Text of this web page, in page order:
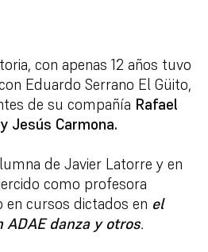
con apenas 12 años tuvo
Eduardo Serrano El Güito,
de su compañía Rafael
Jesús Carmona.
de Javier Latorre y en
como profesora
cursos dictados en el
ADAEdanza y otros.